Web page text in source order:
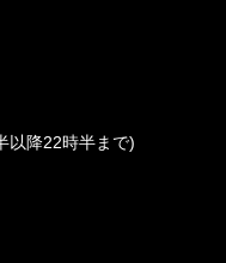
降22時半まで)